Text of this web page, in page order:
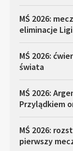
MŚ 2026:
eliminacje
MŚ 2026:
świata
MŚ 2026:
Przylądkiem
MŚ 2026:
pierwszy